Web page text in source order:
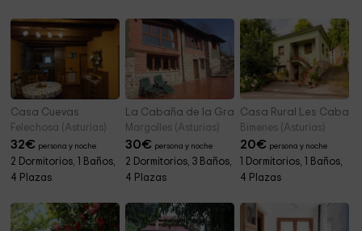
Casa Cuevas
Felechosa (Asturias)
32€ persona y noche
2 Dormitorios, 1 Baños,
4 Plazas
La Cabaña de la Granxa
Margolles (Asturias)
30€ persona y noche
2 Dormitorios, 3 Baños,
4 Plazas
Casa Rural Les
Bimenes (Asturias)
20€ persona y noche
1 Dormitorios, 1 Baños,
4 Plazas